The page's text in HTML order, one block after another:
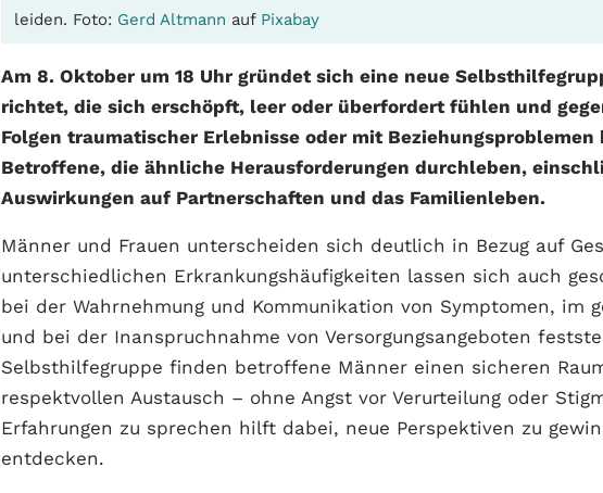
leiden. Foto: Gerd Altmann auf Pixabay
Am 8. Oktober um 18 Uhr gründet sich eine neue
richtet, die sich erschöpft, leer oder überfordert fühlen und
Folgen traumatischer Erlebnisse oder mit
Betroffene, die ähnliche Herausforderungen durchleben,
Auswirkungen auf Partnerschaften und das Familienleben.
Männer und Frauen unterscheiden sich deutlich in Bezug auf
unterschiedlichen Erkrankungshäufigkeiten lassen sich auch
bei der Wahrnehmung und Kommunikation von Symptomen, im
und bei der Inanspruchnahme von Versorgungsangeboten
Selbsthilfegruppe finden betroffene Männer einen sicheren
respektvollen Austausch – ohne Angst vor Verurteilung oder
Erfahrungen zu sprechen hilft dabei, neue Perspektiven zu
entdecken.